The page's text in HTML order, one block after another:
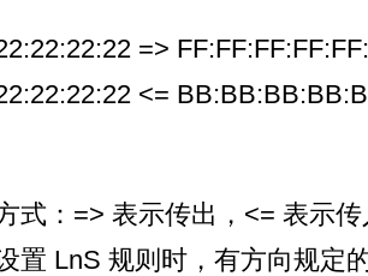
=>
<=
式：=> 表示传出，<= 表示传
置 LnS 规则时，有方向规定